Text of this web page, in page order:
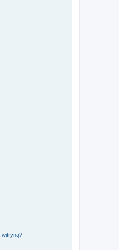
witryną?